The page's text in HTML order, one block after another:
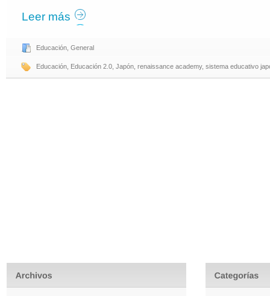
Leer más
Educación General
Educación Educación 2.0 Japón renaissance academy, sistema educativo